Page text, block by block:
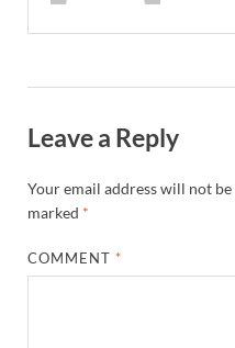
Leave a Reply
Your email address will not
marked *
COMMENT *